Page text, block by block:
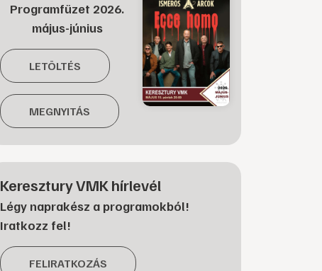
Programfüzet 2026.
május-június
LETÖLTÉS
MEGNYITÁS
Keresztury VMK hírlevél
Légy naprakész a programokból!
Iratkozz fel!
FELIRATKOZÁS